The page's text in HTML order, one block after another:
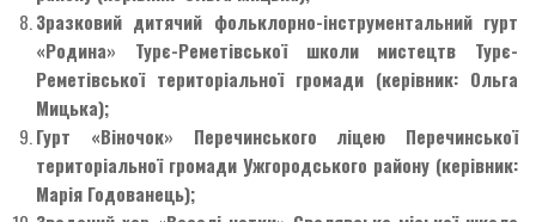
Зразковий дитячий фольклорно-інструментальний гурт
«Родина» Турє-Реметівської школи мистецтв Турє-
Реметівської територіальної громади (керівник: Ольга
Мицька);
Гурт «Віночок» Перечинського ліцею Перечинської
територіальної громади Ужгородського району (керівник:
Марія Годованець);